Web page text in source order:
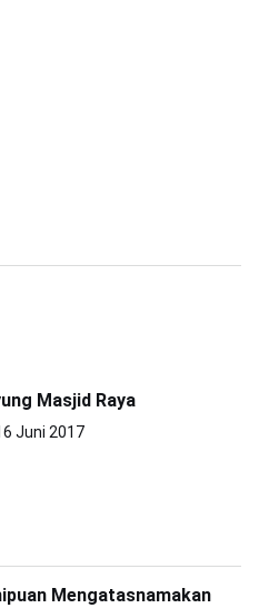
Masjid Raya
Juni 2017
Mengatasnamakan